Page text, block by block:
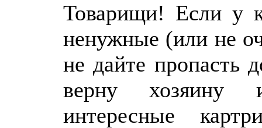
Товарищи! Если у
ненужные (или не
не дайте пропасть
верну хозяину
интересные